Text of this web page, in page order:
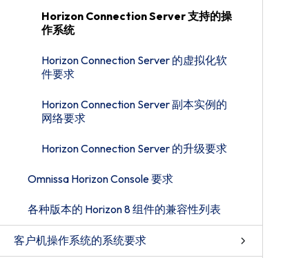
Horizon Connection Server 支持的操
作系统
Horizon Connection Server 的虚拟化软
件要求
Horizon Connection Server 副本实例的
网络要求
Horizon Connection Server 的升级要求
Omnissa Horizon Console 要求
各种版本的 Horizon 8 组件的兼容性列表
客户机操作系统的系统要求